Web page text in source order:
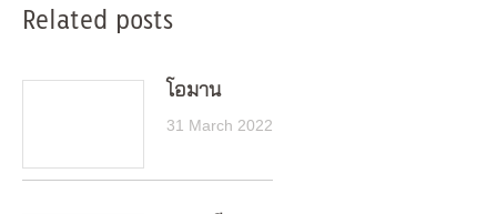
Related posts
โอมาน
31 March 2022